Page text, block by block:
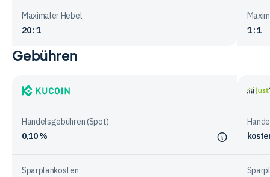
Maximaler Hebel
20 : 1
1 : 1
Vergleichstabelle
Handelsangebot
bei
Anbietern
Gebühren
Handelsgebühren (Spot)
0,10 %
Sparplankosten